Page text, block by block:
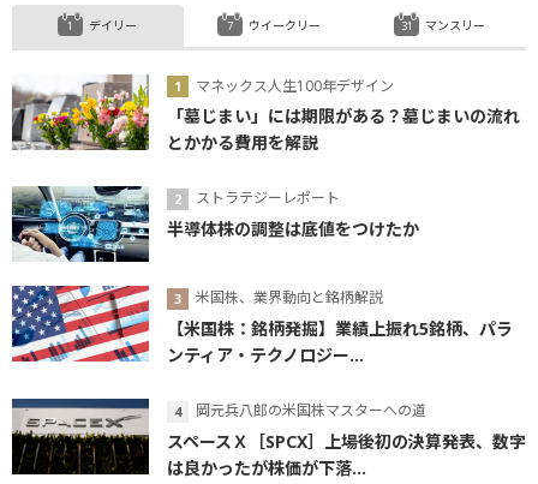
デイリー
マネックス人生100年デザイン
「墓じまい」には期限がある？墓じまいの流れ
とかかる費用を解説
ストラテジーレポート
半導体株の調整は底値をつけたか
米国株、業界動向と銘柄解説
【米国株：銘柄発掘】業績上振れ5銘柄、パラ
ンティア・テクノロジー...
岡元兵八郎の米国株マスターへの道
スペースＸ［SPCX］上場後初の決算発表、数字
は良かったが株価が下落...
ウイークリー マンスリー